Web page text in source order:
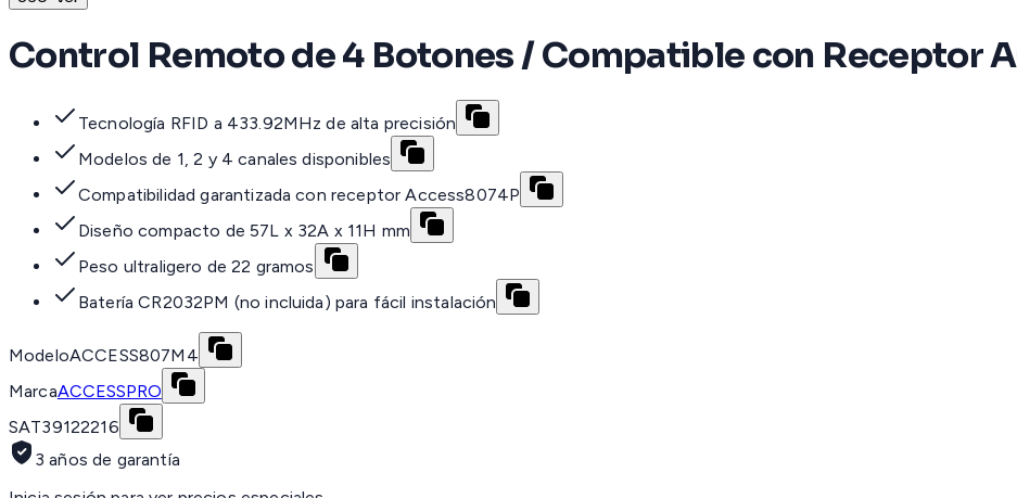
Control Remoto de 4 Botones / Compatible con Receptor
Tecnología RFID a 433.92MHz de alta precisión
Modelos de 1, 2 y 4 canales disponibles
Compatibilidad garantizada con receptor Access8074P
Diseño compacto de 57L x 32A x 11H mm
Peso ultraligero de 22 gramos
Batería CR2032PM (no incluida) para fácil instalación
ModeloACCESS807M4
MarcaACCESSPRO
SAT39122216
3 años de garantía